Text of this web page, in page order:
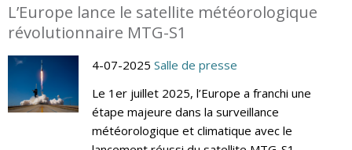
L’Europe lance le satellite météorologique
révolutionnaire MTG-S1
4-07-2025 Salle de presse
Le 1er juillet 2025, l’Europe a franchi une
étape majeure dans la surveillance
météorologique et climatique avec le